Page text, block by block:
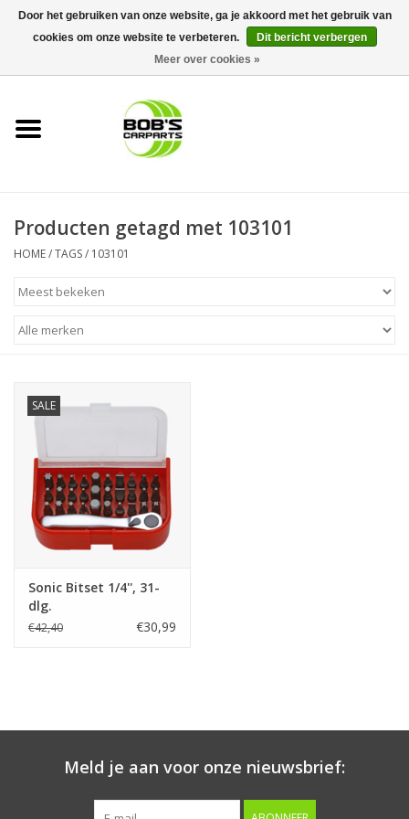
0 Artikelen - €0,00
KS TOOLS
Next Gereedschapswagens
Opbergsystemen
Automaterialen
Starten & laden
Diagnose & meten
Handgereedschap
Luchtgereedschap
Producten getagd met 103101
HOME/TAGS/ 103101
SALE
Sonic Bitset 1/4'', 31-
dlg.
€42,40 €30,99
Meld je aan voor onze nieuwsbrief:
Door het gebruiken van onze website, ga je akkoord met het gebruik van
cookies om onze website te verbeteren.
Dit bericht verbergen
Meer over cookies »